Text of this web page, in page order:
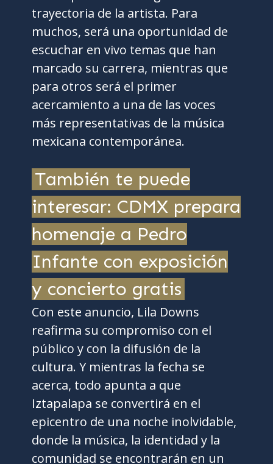
trayectoria de la artista. Para
muchos, será una oportunidad de
escuchar en vivo temas que han
marcado su carrera, mientras que
para otros será el primer
acercamiento a una de las voces
más representativas de la música
mexicana contemporánea.
También te puede
interesar: CDMX prepara
homenaje a Pedro
Infante con exposición
y concierto gratis
Con este anuncio, Lila Downs
reafirma su compromiso con el
público y con la difusión de la
cultura. Y mientras la fecha se
acerca, todo apunta a que
Iztapalapa se convertirá en el
epicentro de una noche inolvidable,
donde la música, la identidad y la
comunidad se encontrarán en un